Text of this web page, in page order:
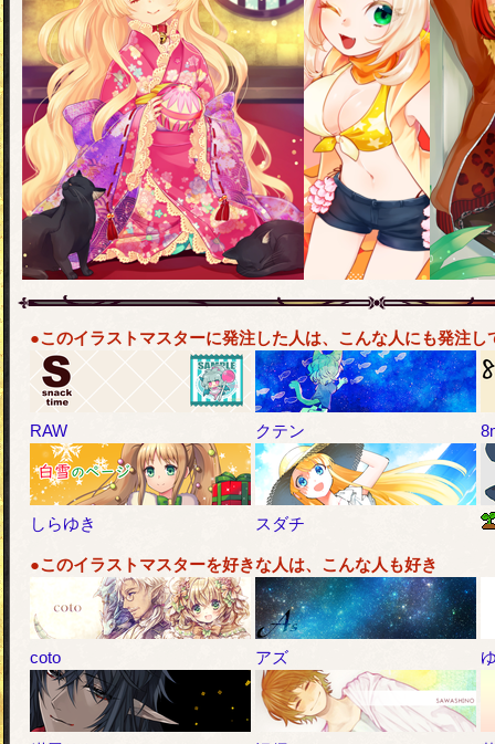
●このイラストマスターに発注した人は、こんな人にも発注し
RAW クテン
しらゆき スダチ
●このイラストマスターを好きな人は、こんな人も好き
coto アズ